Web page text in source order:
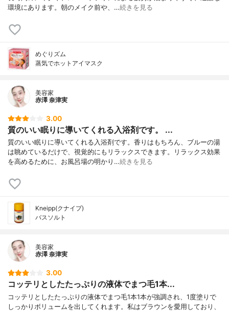
環境にあります。朝のメイク前や、…続きを見る
めぐりズム
蒸気でホットアイマスク
美容家
赤澤 奈津実
3.00
質のいい眠りに導いてくれる入浴剤です。 ...
質のいい眠りに導いてくれる入浴剤です。香りはもちろん、ブルーの湯
は眺めているだけで、視覚的にもリラックスできます。リラックス効果
を高めるために、お風呂場の明かり…続きを見る
Kneipp(クナイプ)
バスソルト
美容家
赤澤 奈津実
3.00
コッテリとしたたっぷりの液体でまつ毛1本...
コッテリとしたたっぷりの液体でまつ毛1本1本が強調され、1度塗りで
しっかりボリュームを出してくれます。私はブラウンを愛用しており、